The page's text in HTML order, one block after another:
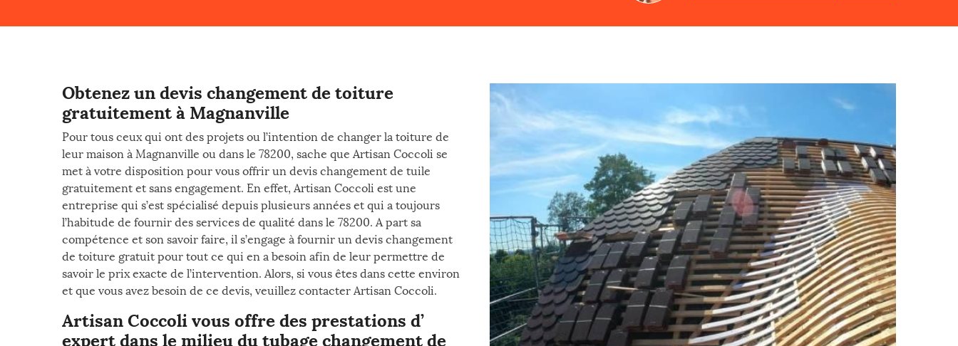
Obtenez un devis changement de toiture
gratuitement à Magnanville
Pour tous ceux qui ont des projets ou l’intention de changer la toiture de
leur maison à Magnanville ou dans le 78200, sache que Artisan Coccoli se
met à votre disposition pour vous offrir un devis changement de tuile
gratuitement et sans engagement. En effet, Artisan Coccoli est une
entreprise qui s’est spécialisé depuis plusieurs années et qui a toujours
l’habitude de fournir des services de qualité dans le 78200. A part sa
compétence et son savoir faire, il s’engage à fournir un devis changement
de toiture gratuit pour tout ce qui en a besoin afin de leur permettre de
savoir le prix exacte de l’intervention. Alors, si vous êtes dans cette environ
et que vous avez besoin de ce devis, veuillez contacter Artisan Coccoli.
Artisan Coccoli vous offre des prestations d’
expert dans le milieu du tubage changement de